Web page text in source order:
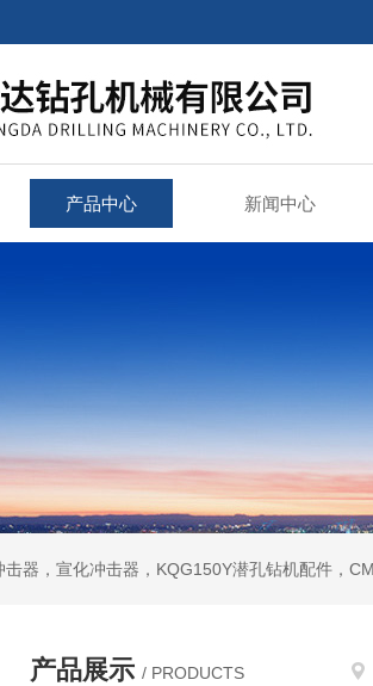
产品中心 新闻中心
产品展示 / PRODUCTS